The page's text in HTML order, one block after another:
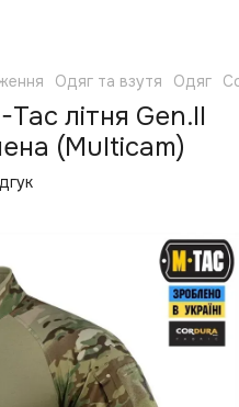
Одяг та взутя Одяг
літня Gen.II
(Multicam)